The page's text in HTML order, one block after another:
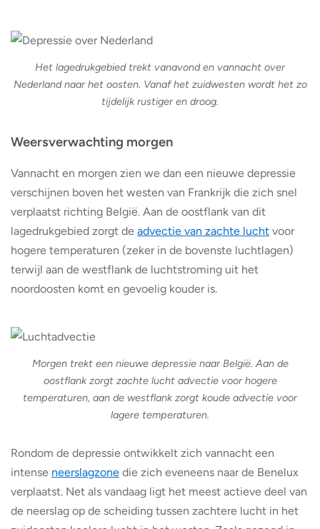
Het lagedrukgebied trekt vanavond en vannacht over
Nederland naar het oosten. Vanaf het zuidwesten wordt het zo
tijdelijk rustiger en droog.
Weersverwachting morgen
Vannacht en morgen zien we dan een nieuwe depressie
verschijnen boven het westen van Frankrijk die zich snel
verplaatst richting België. Aan de oostflank van dit
lagedrukgebied zorgt de advectie van zachte lucht voor
hogere temperaturen (zeker in de bovenste luchtlagen)
terwijl aan de westflank de luchtstroming uit het
noordoosten komt en gevoelig kouder is.
Morgen trekt een nieuwe depressie naar België. Aan de
oostflank zorgt zachte lucht advectie voor hogere
temperaturen, aan de westflank zorgt koude advectie voor
lagere temperaturen.
Rondom de depressie ontwikkelt zich vannacht een
intense neerslagzone die zich eveneens naar de Benelux
verplaatst. Net als vandaag ligt het meest actieve deel van
de neerslag op de scheiding tussen zachtere lucht in het